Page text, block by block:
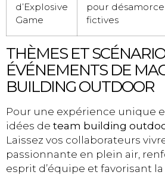
d’Explosive
Game
pour
fictives
THÈMES ET
ÉVÉNEMENTS DE
BUILDING OUTDOOR
Pour une expérience unique
idées de team building
Laissez vos collaborateurs
passionnante en plein air,
esprit d’équipe et favorisant